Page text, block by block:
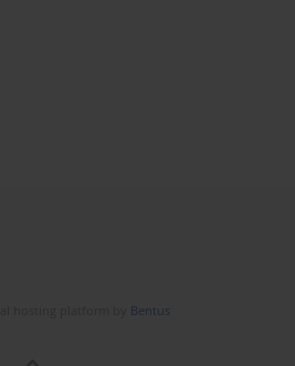
Bentus